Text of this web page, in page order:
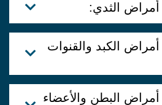
الكبد والقنوات
البطن والأعضاء